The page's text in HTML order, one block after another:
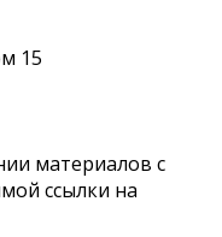
15
материалов с
ссылки на